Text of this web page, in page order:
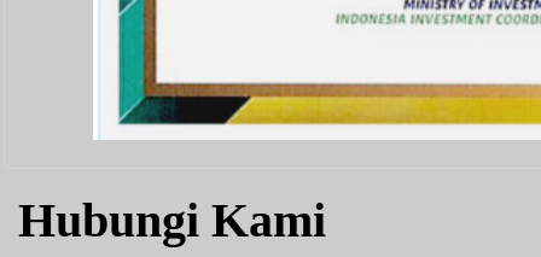
Hubungi Kami